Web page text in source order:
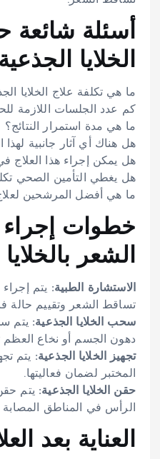
أسئلة شائعة
الخلايا
ما هي تكلفة علاج الخلايا
كم عدد الجلسات اللازمة
ما هي مدة استمرار النتائج؟
هل هناك أي آثار جانبية لهذا
هل يمكن إجراء هذا العلاج
هل يغطي التأمين الصحي
ما هي أفضل المرشحين لعلاج
خطوات إجراء
الشعر
الاستشارة الطبية:يتم
تساقط الشعر وتقييم حالة
سحب الخلايا الجذعية:يتم
دهون الجسم أو نخاع العظم
تجهيز الخلايا الجذعية:يتم
المختبر لضمان فعاليتها.
حقن الخلايا الجذعية:يتم حقن
الرأس في المناطق المصابة
العناية بعد